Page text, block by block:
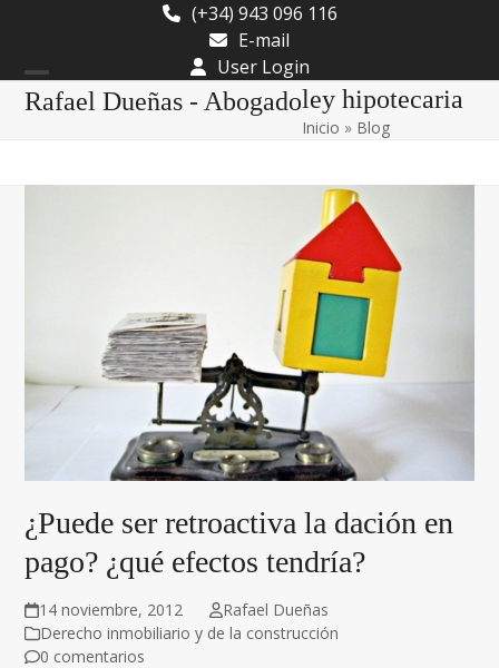
content
(+34) 943 096 116
E-mail
User Login
Rafael Dueñas - Abogado
Open
Close
ley hipotecaria
Inicio » Blog
¿Puede ser retroactiva la dación en
pago? ¿qué efectos tendría?
14 noviembre, 2012
Rafael Dueñas
Derecho inmobiliario y de la construcción
0 comentarios